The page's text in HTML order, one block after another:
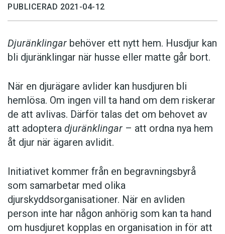
PUBLICERAD 2021-04-12
Djuränklingar behöver ett nytt hem. Husdjur kan
bli djuränklingar när husse eller matte går bort.
När en djurägare avlider kan husdjuren bli
hemlösa. Om ingen vill ta hand om dem riskerar
de att avlivas. Därför talas det om behovet av
att adoptera djuränklingar – att ordna nya hem
åt djur när ägaren avlidit.
Initiativet kommer från en begravningsbyrå
som samarbetar med olika
djurskyddsorganisationer. När en avliden
person inte har någon anhörig som kan ta hand
om husdjuret kopplas en organisation in för att